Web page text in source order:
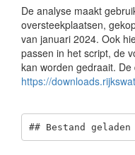
De analyse maakt
oversteekplaatsen,
van januari 2024. Ook
passen in het script, de
kan worden gedraait.
https://
## Bestand